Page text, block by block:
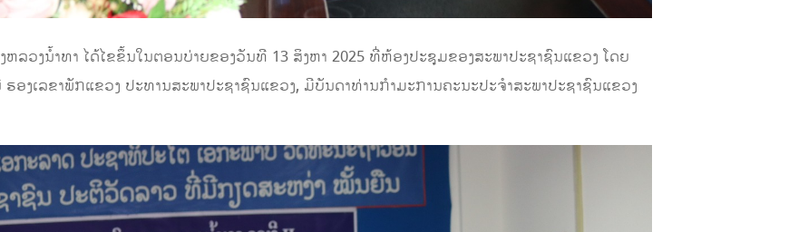
ລວງນໍ້າທາ ໄດ້ໄຂຂຶ້ນໃນຕອນບ່າຍຂອງວັນທີ 13 ສິງຫາ 2025 ທີ່ຫ້ອງປະຊຸມຂອງສະພາປະຊາຊົນແຂວງ ໂດຍ
ອງເລຂາພັກແຂວງ ປະທານສະພາປະຊາຊົນແຂວງ, ມີບັນດາທ່ານກໍາມະການຄະນະປະຈໍາສະພາປະຊາຊົນແຂວງ